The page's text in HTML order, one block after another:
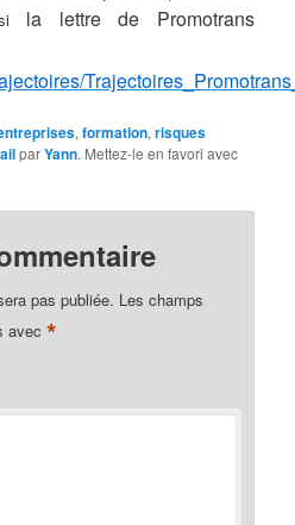
la lettre de Promotrans
,formation,risques
parYann. Mettez-le en favori avec
pas publiée. Les champs
avec*